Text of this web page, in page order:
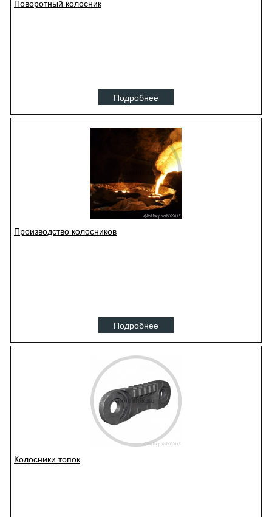
Поворотный колосник
Подробнее
Производство колосников
Подробнее
Колосники топок